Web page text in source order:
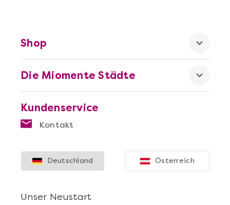
Kundenservice
Kontakt
Die Miomente Städte
Shop
Unser Neustart
Deutschland Österreich